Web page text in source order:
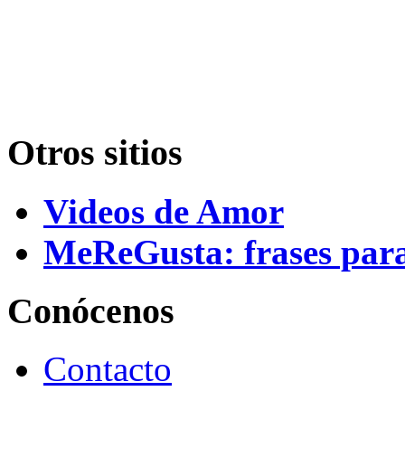
Otros sitios
Videos de Amor
MeReGusta: frases
Conócenos
Contacto